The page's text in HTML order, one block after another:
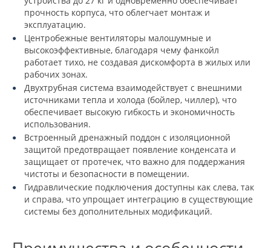
прочность корпуса, что облегчает монтаж и
эксплуатацию.
Центробежные вентиляторы малошумные и
высокоэффективные, благодаря чему фанкойл
работает тихо, не создавая дискомфорта в жилых или
рабочих зонах.
Двухтрубная система взаимодействует с внешними
источниками тепла и холода (бойлер, чиллер), что
обеспечивает высокую гибкость и экономичность
использования.
Встроенный дренажный поддон с изоляционной
защитой предотвращает появление конденсата и
защищает от протечек, что важно для поддержания
чистоты и безопасности в помещении.
Гидравлические подключения доступны как слева, так
и справа, что упрощает интеграцию в существующие
системы без дополнительных модификаций.